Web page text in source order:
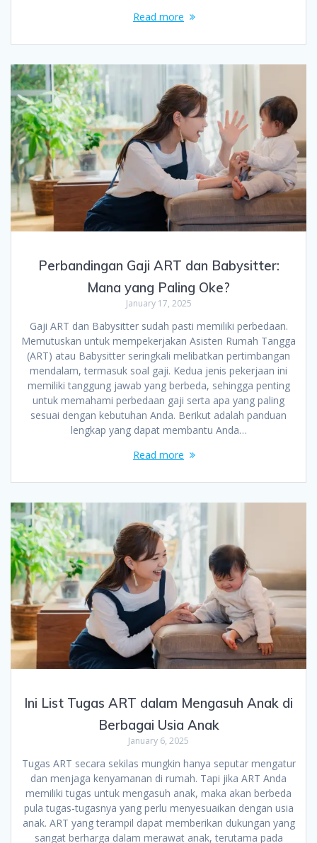
Read more
Perbandingan Gaji ART dan Babysitter:
Mana yang Paling Oke?
January 17, 2025
Gaji ART dan Babysitter sudah pasti memiliki perbedaan.
Memutuskan untuk mempekerjakan Asisten Rumah Tangga
(ART) atau Babysitter seringkali melibatkan pertimbangan
mendalam, termasuk soal gaji. Kedua jenis pekerjaan ini
memiliki tanggung jawab yang berbeda, sehingga penting
untuk memahami perbedaan gaji serta apa yang paling
sesuai dengan kebutuhan Anda. Berikut adalah panduan
lengkap yang dapat membantu Anda…
Read more
Ini List Tugas ART dalam Mengasuh Anak di
Berbagai Usia Anak
January 6, 2025
Tugas ART secara sekilas mungkin hanya seputar mengatur
dan menjaga kenyamanan di rumah. Tapi jika ART Anda
memiliki tugas untuk mengasuh anak, maka akan berbeda
pula tugas-tugasnya yang perlu menyesuaikan dengan usia
anak. ART yang terampil dapat memberikan dukungan yang
sangat berharga dalam merawat anak, terutama pada